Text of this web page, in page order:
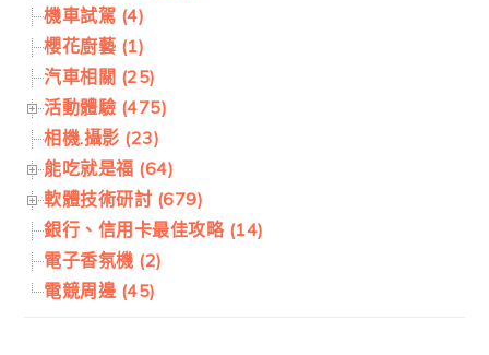
機車試駕 (4)
櫻花廚藝 (1)
汽車相關 (25)
活動體驗 (475)
相機.攝影 (23)
能吃就是福 (64)
軟體技術研討 (679)
銀行、信用卡最佳攻略 (14)
電子香氛機 (2)
電競周邊 (45)